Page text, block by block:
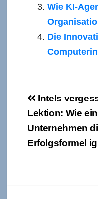
Wie KI-
Die
Intels
Lektion: Wie ein
Unternehmen
Erfolgsformel